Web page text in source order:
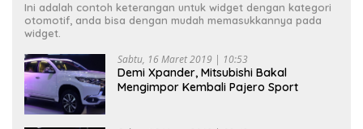
Ini adalah contoh keterangan untuk widget dengan kategori
otomotif, anda bisa dengan mudah memasukkannya pada
widget.
Sabtu, 16 Maret 2019 | 10:53
Demi Xpander, Mitsubishi Bakal
Mengimpor Kembali Pajero Sport